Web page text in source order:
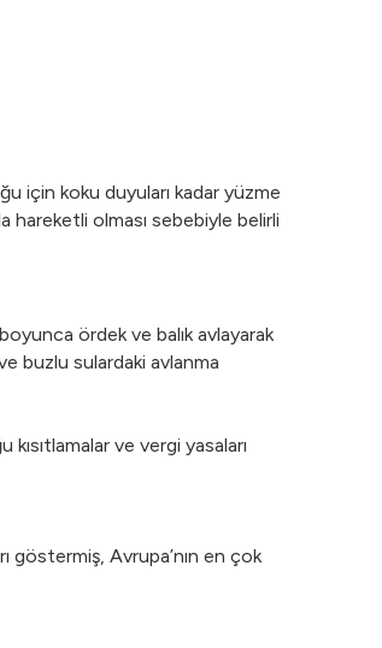
için koku duyuları kadar yüzme
hareketli olması sebebiyle belirli
ördek ve balık avlayarak
buzlu sulardaki avlanma
ve vergi yasaları
göstermiş, Avrupa’nın en çok